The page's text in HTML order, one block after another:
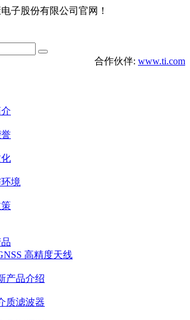
子股份有限公司官网！
合作伙伴: www.ti.com
境
高精度天线
产品介绍
质滤波器